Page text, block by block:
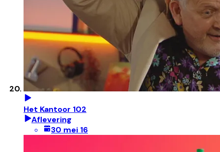
Het Kantoor 102
Aflevering
30 mei 16